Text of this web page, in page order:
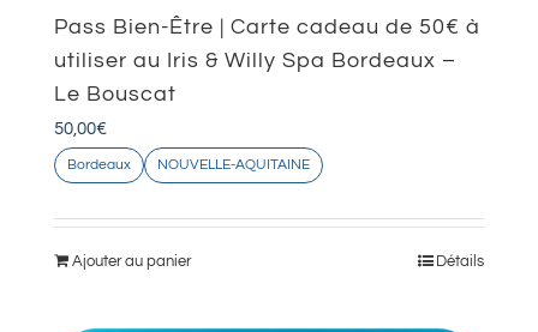
Pass Bien-Être | Carte cadeau de 50€ à
utiliser au Iris & Willy Spa Bordeaux –
Le Bouscat
50,00€
Bordeaux NOUVELLE-AQUITAINE
Ajouter au panier Détails